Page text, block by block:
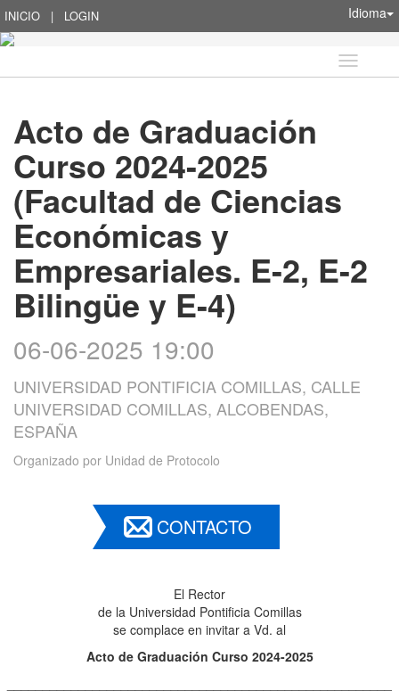
INICIO | LOGIN Idioma
Idioma
Acto de Graduación
Curso 2024-2025
(Facultad de Ciencias
Económicas y
Empresariales. E-2, E-2
Bilingüe y E-4)
06-06-2025 19:00
UNIVERSIDAD PONTIFICIA COMILLAS, CALLE
UNIVERSIDAD COMILLAS, ALCOBENDAS,
ESPAÑA
Organizado por Unidad de Protocolo
CONTACTO
El Rector
de la Universidad Pontificia Comillas
se complace en invitar a Vd. al
Acto de Graduación Curso 2024-2025